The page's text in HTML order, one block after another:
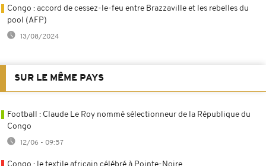
Congo : accord de cessez-le-feu entre Brazzaville et les rebelles du
pool (AFP)
13/08/2024
SUR LE MÊME PAYS
Football : Claude Le Roy nommé sélectionneur de la République du
Congo
12/06 - 09:57